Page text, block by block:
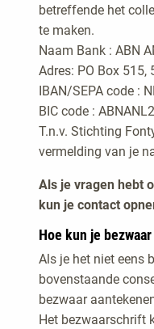
geval zal de gehele
opeisbaar worden,
toekomstige, nog
vordering wordt ter
overgedragen. Op
Kosten zullen
worden gebracht.
De
berekend volgens
15% van het
de vordering
vordering,
10% van het
de vordering
de vordering;
betreffende het
te maken.
Naam Bank : ABN
Adres: PO Box 515,
IBAN/SEPA code :
BIC code :
T.n.v. Stichting
vermelding van je
Als je vragen hebt
kun je contact
Hoe kun je
Als je het niet eens
bovenstaande
bezwaar
Het bezwaarschrift